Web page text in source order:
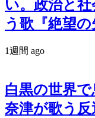
い。政治と
う歌『絶望
1週間 ago
白黒の世界
奈津が歌う反